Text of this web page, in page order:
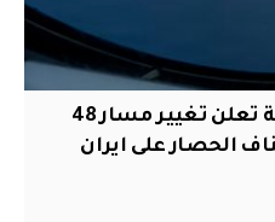
القيادة المركزية الامريكية تعلن تغيير مسار 48
الحصار على ايران